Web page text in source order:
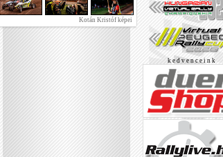
Kotán Kristóf képei
k e d v e n c e i n k